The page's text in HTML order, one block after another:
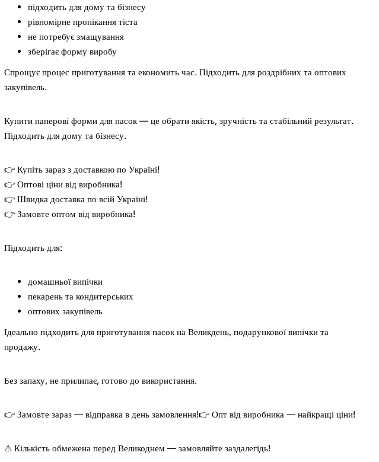
підходить для дому та бізнесу
рівномірне пропікання тіста
не потребує змащування
зберігає форму виробу
Спрощує процес приготування та економить час. Підходить для роздрібних та оптових
закупівель.
Купити паперові форми для пасок — це обрати якість, зручність та стабільний результат.
Підходить для дому та бізнесу.
👉 Купіть зараз з доставкою по Україні!
👉 Оптові ціни від виробника!
👉 Швидка доставка по всій Україні!
👉 Замовте оптом від виробника!
Підходить для:
домашньої випічки
пекарень та кондитерських
оптових закупівель
Ідеально підходить для приготування пасок на Великдень, подарункової випічки та
продажу.
Без запаху, не прилипає, готово до використання.
👉 Замовте зараз — відправка в день замовлення!👉 Опт від виробника — найкращі ціни!
⚠ Кількість обмежена перед Великоднем — замовляйте заздалегідь!